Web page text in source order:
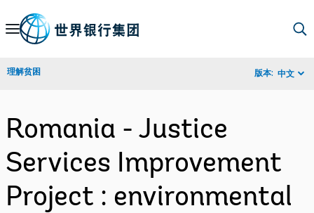
Skip
Navigation
理解贫困 版本: 中文
Romania - Justice
Services Improvement
Project : environmental